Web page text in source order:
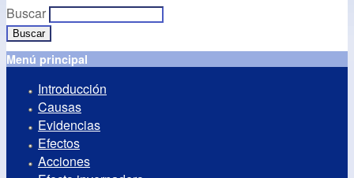
Buscar
Menú principal
Introducción
Causas
Evidencias
Efectos
Acciones